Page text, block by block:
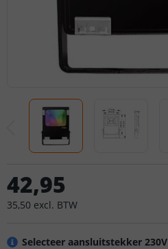
Selecteer aansluitstekker 230V
42,95
35,50 excl. BTW